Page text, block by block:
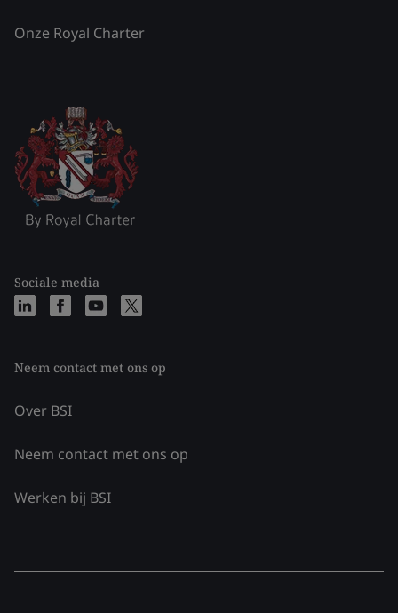
Onze Royal Charter
Sociale media
Neem contact met ons op
Over BSI
Neem contact met ons op
Werken bij BSI